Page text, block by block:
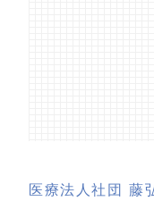
医療法人社団 藤